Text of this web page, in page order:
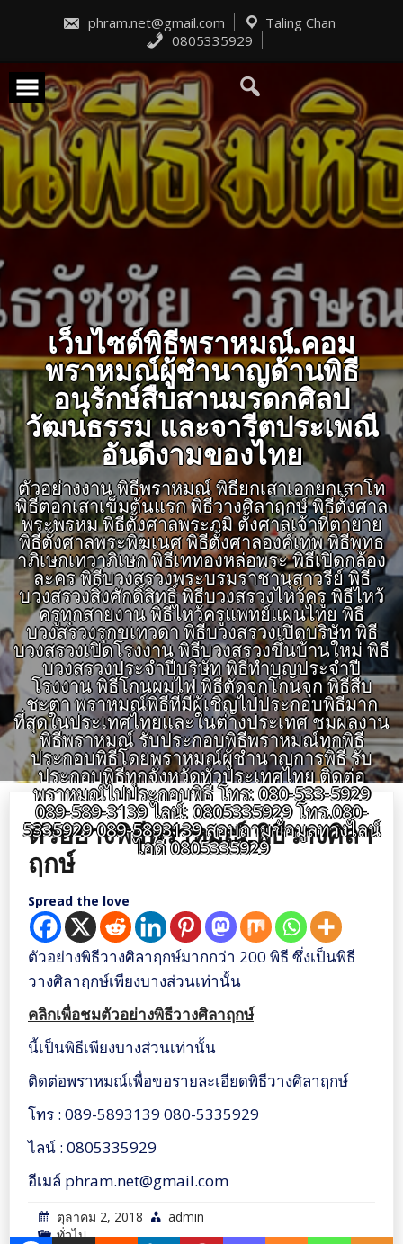
phram.net@gmail.com
Taling Chan
0805335929
เว็บไซต์พิธีพราหมณ์.คอม
พราหมณ์ผู้ชำนาญด้านพิธี
อนุรักษ์สืบสานมรดกศิลป
วัฒนธรรม และจารีตประเพณี
อันดีงามของไทย
ตัวอย่างงาน พิธีพราหมณ์ พิธียกเสาเอกยกเสาโท
พิธีตอกเสาเข็มต้นแรก พิธีวางศิลาฤกษ์ พิธีตั้งศาล
พระพรหม พิธีตั้งศาลพระภูมิ ตั้งศาลเจ้าที่ตายาย
พิธีตั้งศาลพระพิฆเนศ พิธีตั้งศาลองค์เทพ พิธีพุทธ
าภิเษกเทวาภิเษก พิธีเททองหล่อพระ พิธีเปิดกล้อง
ละคร พิธีบวงสรวงพระบรมราชานุสาวรีย์ พิธี
บวงสรวงสิ่งศักดิ์สิทธิ์ พิธีบวงสรวงไหว้ครู พิธีไหว้
ครูทุกสายงาน พิธีไหว้ครูแพทย์แผนไทย พิธี
บวงสรวงรุกขเทวดา พิธีบวงสรวงเปิดบริษัท พิธี
บวงสรวงเปิดโรงงาน พิธีบวงสรวงขึ้นบ้านใหม่ พิธี
บวงสรวงประจำปีบริษัท พิธีทำบุญประจำปี
โรงงาน พิธีโกนผมไฟ พิธีตัดจุกโกนจุก พิธีสืบ
ชะตา พราหมณ์พิธีที่มีผู้เชิญไปประกอบพิธีมาก
ที่สุดในประเทศไทยและในต่างประเทศ ชมผลงาน
พิธีพราหมณ์ รับประกอบพิธีพราหมณ์ทุกพิธี
ประกอบพิธีโดยพราหมณ์ผู้ชำนาญการพิธี รับ
ประกอบพิธีทุกจังหวัดทั่วประเทศไทย ติดต่อ
พราหมณ์ไปประกอบพิธี โทร: 080-533-5929
089-589-3139 ไลน์: 0805335929 โทร.080-
5335929 089-5893139 สอบถามข้อมูลทางไลน์
ไอดี 0805335929
ตัวอย่างพิธีพราหมณ์,พิธีวางศิลา
ฤกษ์
Spread the love
ตัวอย่างพิธีวางศิลาฤกษ์มากกว่า 200 พิธี ซึ่งเป็นพิธี
วางศิลาฤกษ์เพียงบางส่วนเท่านั้น
คลิกเพื่อชมตัวอย่างพิธีวางศิลาฤกษ์
นี้เป็นพิธีเพียงบางส่วนเท่านั้น
ติดต่อพราหมณ์เพื่อขอรายละเอียดพิธีวางศิลาฤกษ์
โทร : 089-5893139 080-5335929
ไลน์ : 0805335929
อีเมล์ phram.net@gmail.com
ตุลาคม 2, 2018
admin
ทั่วไป